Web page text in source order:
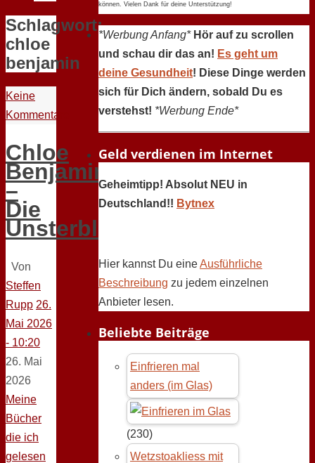
Schlagwort:
chloe
benjamin
Keine
Kommentare
Chloe
Benjamin
–
Die
Unsterblichen
Von
Steffen
Rupp 26.
Mai 2026
- 10:20
26. Mai
2026
Meine
Bücher
die ich
gelesen
können. Vielen Dank für deine Unterstützung!
*Werbung Anfang* Hör auf zu scrollen
und schau dir das an! Es geht um
deine Gesundheit! Diese Dinge werden
sich für Dich ändern, sobald Du es
verstehst! *Werbung Ende*
Geld verdienen im Internet
Geheimtipp! Absolut NEU in
Deutschland!! Bytnex
Hier kannst Du eineAusführliche
Beschreibung zu jedem einzelnen
Anbieter lesen.
Beliebte Beiträge
Einfrieren mal
anders (im Glas)
(230)
Wetzstoakliess mit